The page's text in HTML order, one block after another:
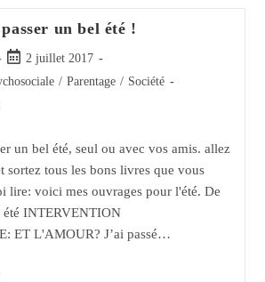
un bel été !
Post
published:
2 juillet 2017
/ Parentage / Société
un bel été, seul ou avec vos amis. allez
sortez tous les bons livres que vous
lire: voici mes ouvrages pour l'été. De
été INTERVENTION
ET L'AMOUR? J’ai passé…